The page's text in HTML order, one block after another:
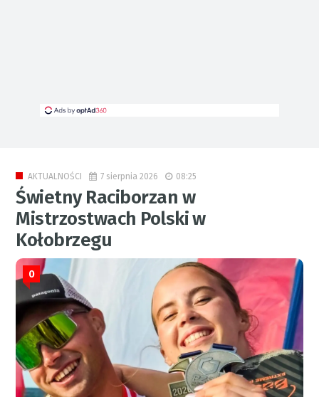
AKTUALNOŚCI 7 sierpnia 2026 08:25
Świetny Raciborzan w
Mistrzostwach Polski w
Kołobrzegu
0